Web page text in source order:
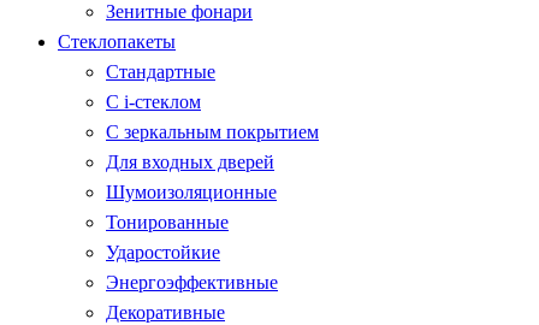
Зенитные фонари
Стеклопакеты
Стандартные
С i-стеклом
С зеркальным покрытием
Для входных дверей
Шумоизоляционные
Тонированные
Ударостойкие
Энергоэффективные
Декоративные